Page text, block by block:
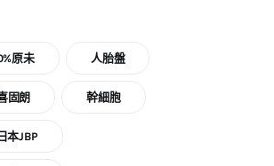
原未 人胎盤
固朗 幹細胞
日本JBP